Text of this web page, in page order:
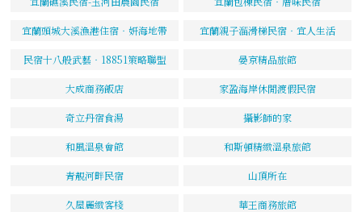
宜蘭頭城大溪漁港住宿‧妍海地帶 宜蘭親子溜滑梯民宿‧宜人生活
民宿十八般武藝‧18851策略聯盟 晏京精品旅館
大成商務飯店 家盈海岸休閒渡假民宿
奇立丹宿食湯 攝影師的家
和風溫泉會館 和斯頓精緻溫泉旅館
青靚河畔民宿 山頂所在
久屋麗緻客棧 華王商務旅館